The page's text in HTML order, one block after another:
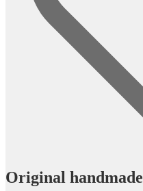
Original handmade